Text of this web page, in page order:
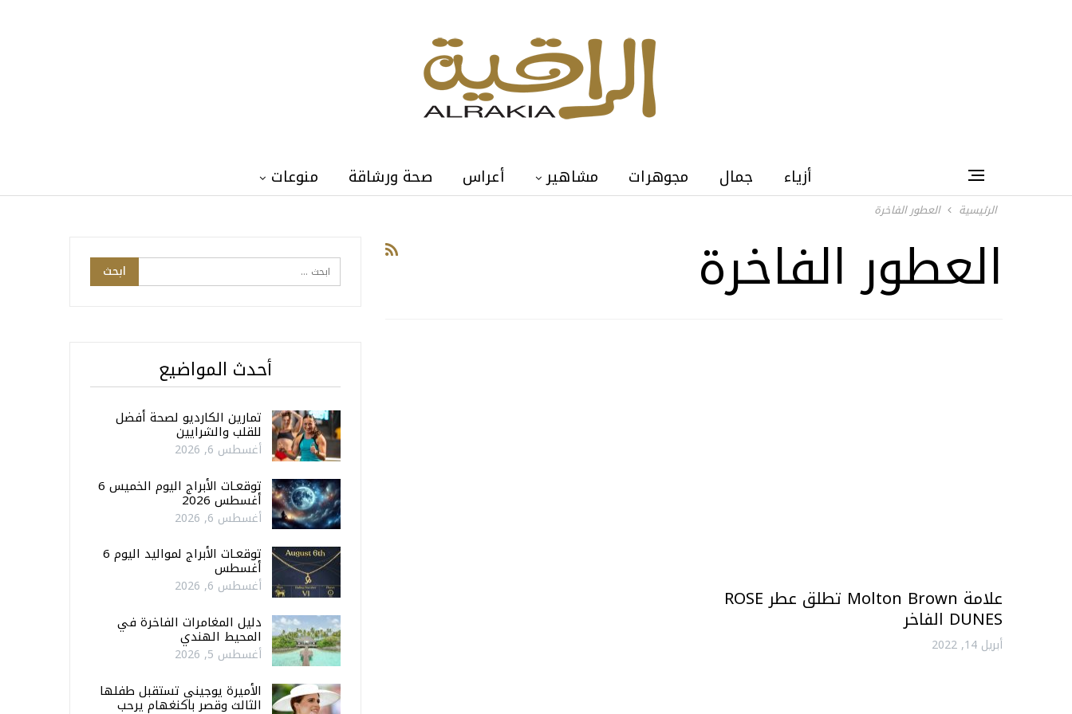
أزياء جمال مجوهرات مشاهير أعراس صحة ورشاقة منوعات
الرئيسية العطور الفاخرة
العطور الفاخرة
علامة Molton Brown تطلق عطر ROSE
DUNES الفاخر
أبريل 14, 2022
أحدث المواضيع
تمارين الكارديو لصحة أفضل
للقلب والشرايين
أغسطس 6, 2026
توقعـات الأبراج اليوم الخميس 6
أغسطس 2026
أغسطس 6, 2026
توقعـات الأبراج لمواليد اليوم 6
أغسطس
أغسطس 6, 2026
دليل المغامرات الفاخرة في
المحيط الهندي
أغسطس 5, 2026
الأميرة يوجيني تستقبل طفلها
الثالث وقصر باكنغهام يرحب